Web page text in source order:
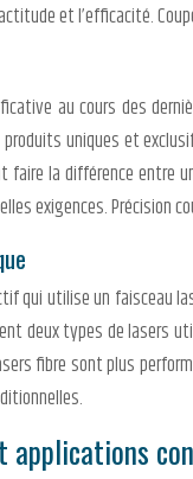
et l’efficacité.
au cours des
uniques et
la différence entre
exigences. Précision
qui utilise un faisceau
deux types de lasers
fibre sont plus
applications